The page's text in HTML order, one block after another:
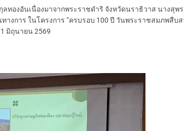
ทองอันเนื่องมาจากพระราชดำริ จังหวัดนราธิวาส นางสุพ
างการ ในโครงการ “ครบรอบ 100 ปี วันพระราชสมภพสืบ
มิถุนายน 2569